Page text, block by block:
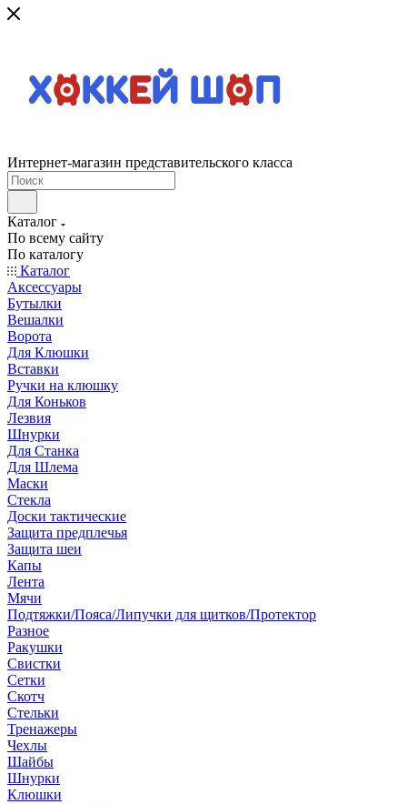
Интернет-магазин представительского класса
Каталог
По всему сайту
По каталогу
Каталог
Аксессуары
Бутылки
Вешалки
Ворота
Для Клюшки
Вставки
Ручки на клюшку
Для Коньков
Лезвия
Шнурки
Для Станка
Для Шлема
Маски
Стекла
Доски тактические
Защита предплечья
Защита шеи
Капы
Лента
Мячи
Подтяжки/Пояса/Липучки для щитков/Протектор
Разное
Ракушки
Свистки
Сетки
Скотч
Стельки
Тренажеры
Чехлы
Шайбы
Шнурки
Клюшки